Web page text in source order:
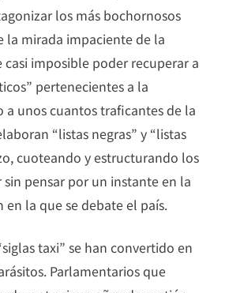
los más bochornosos
la mirada impaciente de la
imposible poder recuperar a
pertenecientes a la
a unos cuantos traficantes de la
“listas negras” y “listas
cuoteando y estructurando los
pensar por un instante en la
la que se debate el país.
taxi” se han convertido en
Parlamentarios que